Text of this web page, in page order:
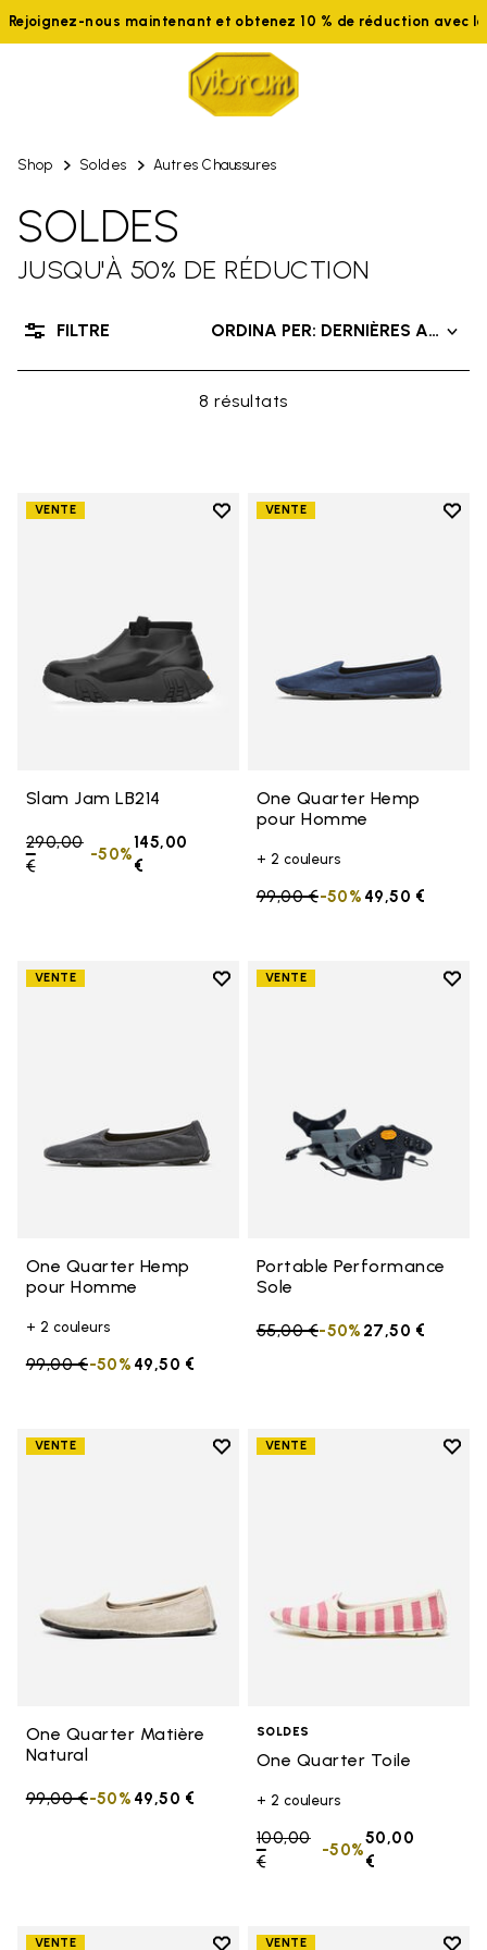
Rejoignez-nous maintenant et obtenez 10 % de réduction avec le
Shop Soldes Autres Chaussures
SOLDES
JUSQU'À 50% DE RÉDUCTION
8 résultats
ORDINA PER: DERNIÈRES
FILTRE
VENTE
Add to wishlist
Slam Jam LB214
Price reduced from
290,00
€to
145,00
€
-50%
VENTE
Add
One Quarter Hemp
pour Homme
+ 2 couleurs
Price reduced from
99,00 €to 49,50 €
-50%
VENTE
Add to wishlist
One Quarter Hemp
pour Homme
+ 2 couleurs
Price reduced from
99,00 €to 49,50 €
-50%
VENTE
Add
Portable Performance
Sole
Price reduced from
55,00 €to 27,50 €
-50%
VENTE
Add to wishlist
One Quarter Matière
Natural
Price reduced from
99,00 €to 49,50 €
-50%
VENTE
Add
SOLDES
One Quarter Toile
+ 2 couleurs
Price reduced from
100,00
€to
50,00
€
-50%
VENTE Add to wishlist
VENTE Add